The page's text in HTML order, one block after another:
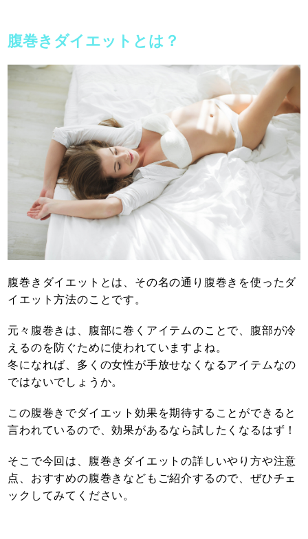
腹巻きダイエットとは？
腹巻きダイエットとは、その名の通り腹巻きを使ったダ
イエット方法のことです。
元々腹巻きは、腹部に巻くアイテムのことで、腹部が冷
えるのを防ぐために使われていますよね。
冬になれば、多くの女性が手放せなくなるアイテムなの
ではないでしょうか。
この腹巻きでダイエット効果を期待することができると
言われているので、効果があるなら試したくなるはず！
そこで今回は、腹巻きダイエットの詳しいやり方や注意
点、おすすめの腹巻きなどもご紹介するので、ぜひチェ
ックしてみてください。